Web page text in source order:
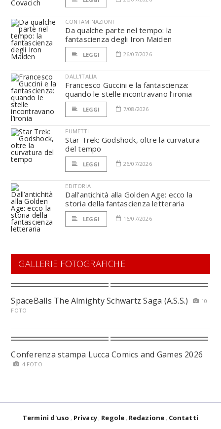
CONTAMINAZIONI
Da qualche parte nel tempo: la
fantascienza degli Iron Maiden
LEGGI 26/07/2026
DALL'ITALIA
Francesco Guccini e la fantascienza:
quando le stelle incontravano l’ironia
LEGGI 7/08/2026
FUMETTI
Star Trek: Godshock, oltre la curvatura
del tempo
LEGGI 26/07/2026
EDITORIA
Dall’antichità alla Golden Age: ecco la
storia della fantascienza letteraria
LEGGI 16/07/2026
GALLERIE FOTOGRAFICHE
SpaceBalls The Almighty Schwartz Saga (A.S.S.)
10
FOTO
Conferenza stampa Lucca Comics and Games 2026
4 FOTO
Termini d'uso Privacy Regole Redazione Contatti